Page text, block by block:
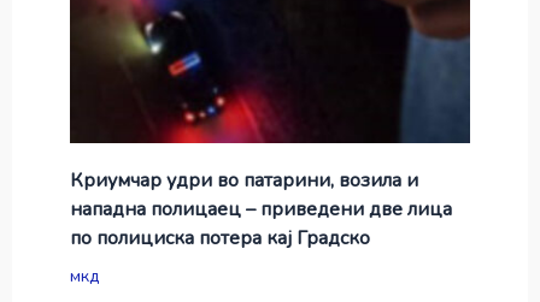
Криумчар удри во патарини, возила и
нападна полицаец – приведени две лица
по полициска потера кај Градско
мкд